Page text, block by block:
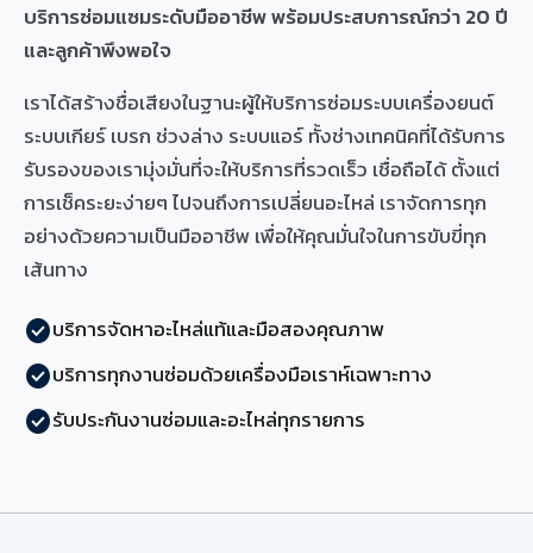
บริการซ่อมแซมระดับมืออาชีพ พร้อมประสบการณ์กว่า 20 ปี
และลูกค้าพึงพอใจ
เราได้สร้างชื่อเสียงในฐานะผู้ให้บริการซ่อมระบบเครื่องยนต์
ระบบเกียร์ เบรก ช่วงล่าง ระบบแอร์ ทั้งช่างเทคนิคที่ได้รับการ
รับรองของเรามุ่งมั่นที่จะให้บริการที่รวดเร็ว เชื่อถือได้ ตั้งแต่
การเช็คระยะง่ายๆ ไปจนถึงการเปลี่ยนอะไหล่ เราจัดการทุก
อย่างด้วยความเป็นมืออาชีพ เพื่อให้คุณมั่นใจในการขับขี่ทุก
เส้นทาง
check_circleบริการจัดหาอะไหล่แท้และมือสองคุณภาพ
check_circleบริการทุกงานซ่อมด้วยเครื่องมือเราห์เฉพาะทาง
check_circleรับประกันงานซ่อมและอะไหล่ทุกรายการ